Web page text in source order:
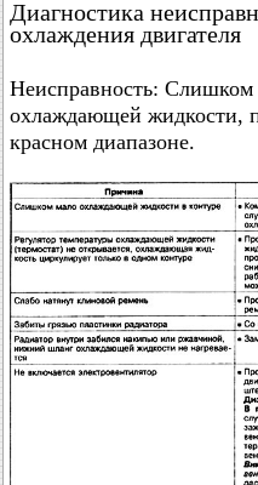
Диагностика
охлаждения двигателя
Неисправность: Слишком
охлаждающей жидкости,
красном диапазоне.